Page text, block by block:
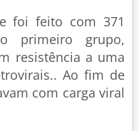
foi feito com 371
primeiro grupo,
resistência a uma
Ao fim de
com carga viral